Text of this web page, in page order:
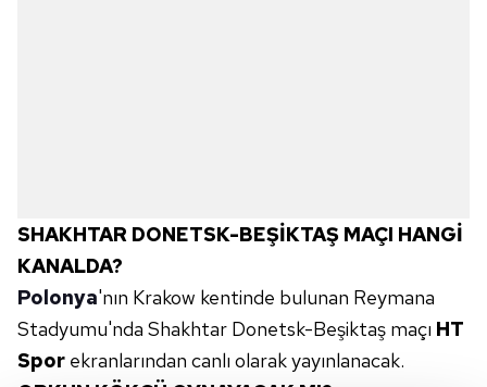
SHAKHTAR DONETSK-BEŞİKTAŞ MAÇI HANGİ
KANALDA?
Polonya'nın Krakow kentinde bulunan Reymana
Stadyumu'nda Shakhtar Donetsk-Beşiktaş maçı HT
Spor ekranlarından canlı olarak yayınlanacak.